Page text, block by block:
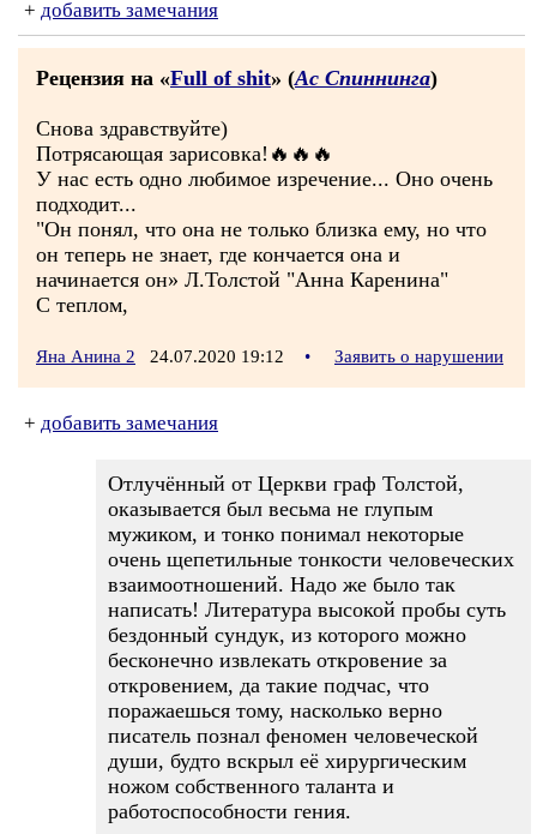
+ добавить замечания
Рецензия на «Full of shit» (Ас Спиннинга)
Снова здравствуйте)
Потрясающая зарисовка!🔥🔥🔥
У нас есть одно любимое изречение... Оно очень
подходит...
"Он понял, что она не только близка ему, но что
он теперь не знает, где кончается она и
начинается он» Л.Толстой "Анна Каренина"
С теплом,
Яна Анина 2 24.07.2020 19:12 • Заявить о нарушении
+ добавить замечания
Отлучённый от Церкви граф Толстой,
оказывается был весьма не глупым
мужиком, и тонко понимал некоторые
очень щепетильные тонкости человеческих
взаимоотношений. Надо же было так
написать! Литература высокой пробы суть
бездонный сундук, из которого можно
бесконечно извлекать откровение за
откровением, да такие подчас, что
поражаешься тому, насколько верно
писатель познал феномен человеческой
души, будто вскрыл её хирургическим
ножом собственного таланта и
работоспособности гения.